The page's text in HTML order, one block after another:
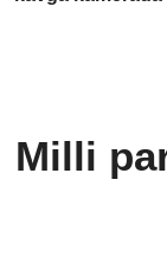
Milli